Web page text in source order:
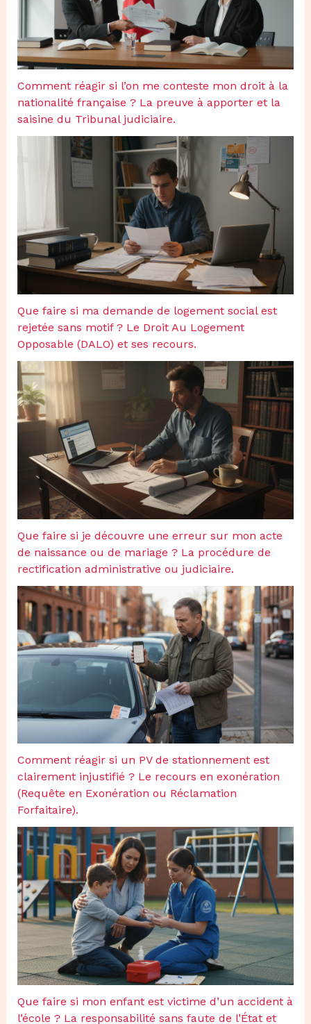
Comment réagir si l’on me conteste mon droit à la
nationalité française ? La preuve à apporter et la
saisine du Tribunal judiciaire.
Que faire si ma demande de logement social est
rejetée sans motif ? Le Droit Au Logement
Opposable (DALO) et ses recours.
Que faire si je découvre une erreur sur mon acte
de naissance ou de mariage ? La procédure de
rectification administrative ou judiciaire.
Comment réagir si un PV de stationnement est
clairement injustifié ? Le recours en exonération
(Requête en Exonération ou Réclamation
Forfaitaire).
Que faire si mon enfant est victime d’un accident à
l’école ? La responsabilité sans faute de l’État et